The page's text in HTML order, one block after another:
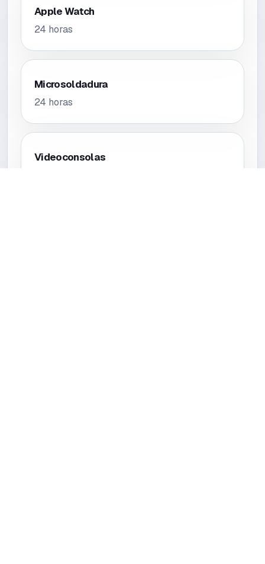
Apple Watch
24 horas
Microsoldadura
24 horas
Videoconsolas